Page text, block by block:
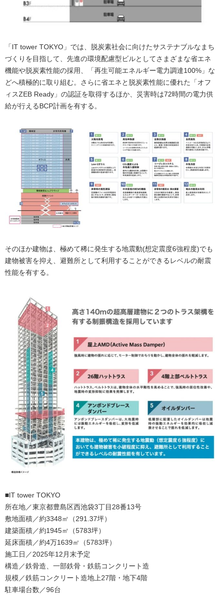
「IT tower TOKYO」では、脱炭素社会に向けたサステナブルなまち
づくりを目指して、先進の環境配慮型ビルとしてさまざまな省エネ
機能や脱炭素性能の採用、「再生可能エネルギー電力調達100%」な
どへ積極的に取り組む。さらに省エネと脱炭素性能に優れた「オフ
ィスZEB Ready」の認証を取得するほか、災害時は72時間の電力供
給が行えるBCP計画を有する。
そのほか建物は、極めて稀に発生する地震動(想定震度6強程度)でも
建物被害を抑え、避難所として利用することができるレベルの耐震
性能を有する。
■IT tower TOKYO
所在地／東京都豊島区西池袋3丁目28番13号
敷地面積／約3348㎡（291.37坪）
建築面積／約1945㎡（5783坪）
延床面積／約4万1639㎡（5783坪）
施工日／2025年12月末予定
構造／鉄骨造、一部鉄骨・鉄筋コンクリート造
規模／鉄筋コンクリート造地上27階・地下4階
駐車場台数／96台